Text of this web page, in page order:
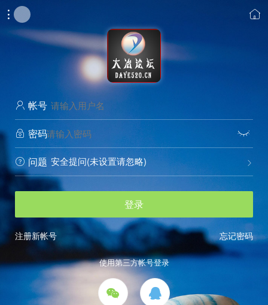
 
 帐号
 密码 
 问题 
安全提问(未设置请忽略)
登录
忘记密码
注册新帐号
使用第三方帐号登录
 